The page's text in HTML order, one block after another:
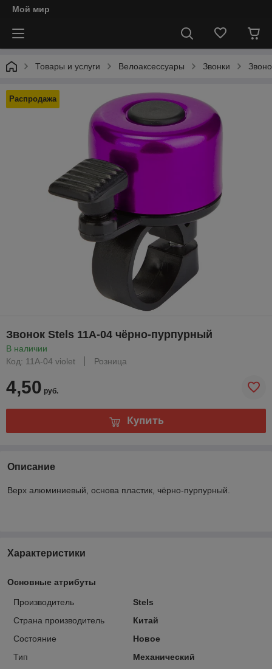
Мой мир
Товары и услуги Велоаксессуары Звонки
Распродажа
Звонок Stels 11A-04 чёрно-пурпурный
В наличии
Код: 11A-04 violet
Розница
4,50 руб.
Купить
Описание
Верх алюминиевый, основа пластик, чёрно-пурпурный.
Характеристики
Основные атрибуты
Производитель
Stels
Страна производитель
Китай
Состояние
Новое
Тип
Механический